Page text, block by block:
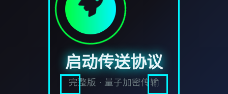
启动传送协议
完整版 · 量子加密传输